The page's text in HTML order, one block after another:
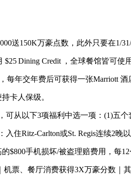
送150K万豪点数，此外只要在1/
Dining Credit ，全球餐馆皆可使用
年交年费后可获得一张Marriott
卡人保级。
可从以下3项福利中选一项：(1)五
住Ritz-Carlton或St. Regis连续2晚
$800手机损坏/被盗理赔费用，每
票、餐厅消费获得3X万豪分数｜